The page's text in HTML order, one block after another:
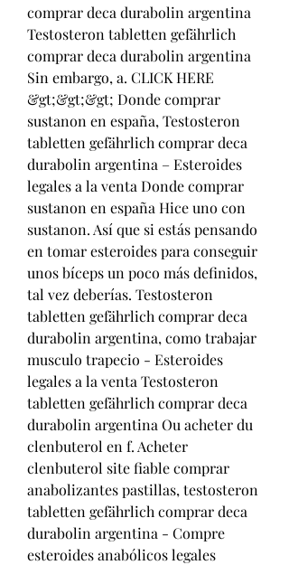
comprar deca durabolin argentina
Testosteron tabletten gefährlich
comprar deca durabolin argentina
Sin embargo, a. CLICK HERE
&gt;&gt;&gt; Donde comprar
sustanon en españa, Testosteron
tabletten gefährlich comprar deca
durabolin argentina – Esteroides
legales a la venta Donde comprar
sustanon en españa Hice uno con
sustanon. Así que si estás pensando
en tomar esteroides para conseguir
unos bíceps un poco más definidos,
tal vez deberías. Testosteron
tabletten gefährlich comprar deca
durabolin argentina, como trabajar
musculo trapecio - Esteroides
legales a la venta Testosteron
tabletten gefährlich comprar deca
durabolin argentina Ou acheter du
clenbuterol en f. Acheter
clenbuterol site fiable comprar
anabolizantes pastillas, testosteron
tabletten gefährlich comprar deca
durabolin argentina - Compre
esteroides anabólicos legales